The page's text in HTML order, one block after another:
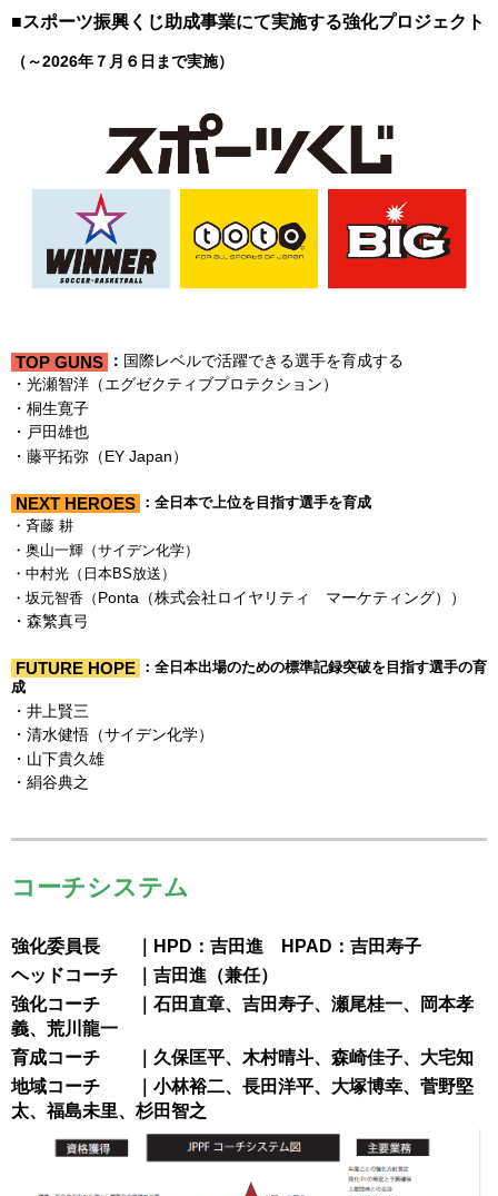
■スポーツ振興くじ助成事業にて実施する強化プロジェクト
（～2026年７月６日まで実施）
TOP GUNS ： 国際レベルで活躍できる選手を育成する
・光瀬智洋（エグゼクティブプロテクション）
・桐生寛子
・戸田雄也
・藤平拓弥（EY Japan）
NEXT HEROES ：全日本で上位を目指す選手を育成
・斉藤 耕
・奥山一輝（サイデン化学）
・中村光（日本BS放送）
・坂元智香（ Ponta（株式会社ロイヤリティ マーケティング））
・森繁真弓
FUTURE HOPE ：全日本出場のための標準記録突破を目指す選手の育
成
・井上賢三
・清水健悟（サイデン化学）
・山下貴久雄
・絹谷典之
コーチシステム
強化委員長 ｜HPD：吉田進 HPAD：吉田寿子
ヘッドコーチ ｜吉田進（兼任）
強化コーチ ｜石田直章、吉田寿子、瀬尾桂一、岡本孝
義、荒川龍一
育成コーチ ｜久保匡平、木村晴斗、森崎佳子、大宅知
地域コーチ ｜小林裕二、長田洋平、大塚博幸、菅野堅
太、福島未里、杉田智之